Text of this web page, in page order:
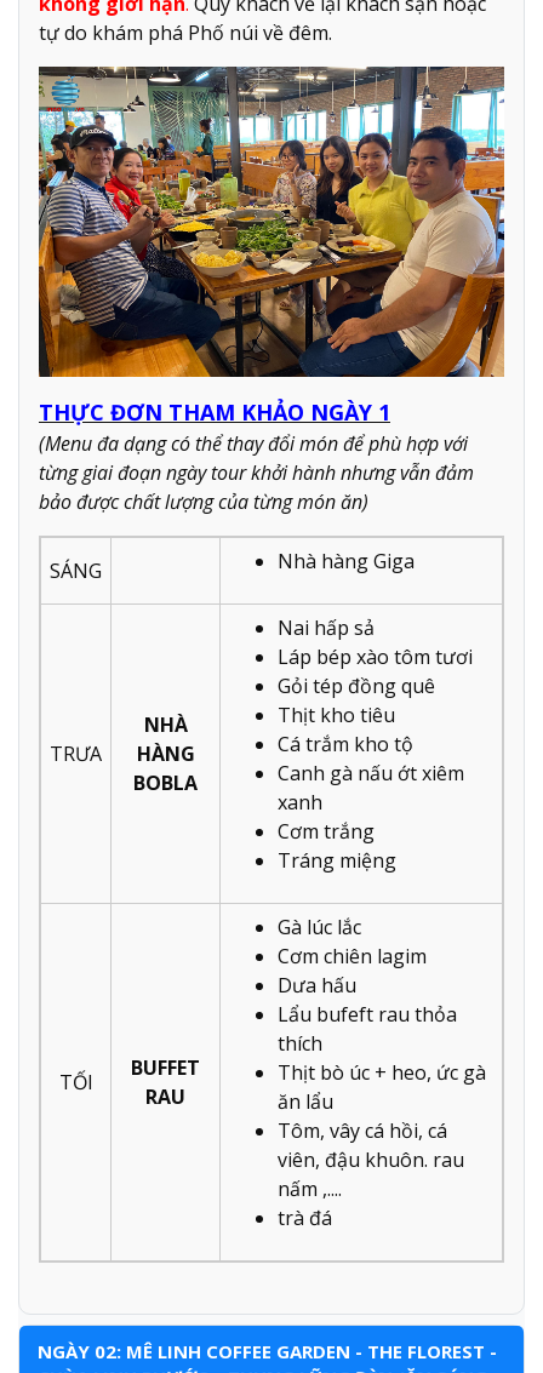
tự do khám phá Phố núi về đêm.
THỰC ĐƠN THAM KHẢO NGÀY 1
(Menu đa dạng có thể thay đổi món để phù hợp với
từng giai đoạn ngày tour khởi hành nhưng vẫn đảm
bảo được chất lượng của từng món ăn)
SÁNG Nhà hàng Giga
TRƯA
NHÀ
HÀNG
BOBLA
Nai hấp sả
Láp bép xào tôm tươi
Gỏi tép đồng quê
Thịt kho tiêu
Cá trắm kho tộ
Canh gà nấu ớt xiêm
xanh
Cơm trắng
Tráng miệng
TỐI
BUFFET
RAU
Gà lúc lắc
Cơm chiên lagim
Dưa hấu
Lẩu bufeft rau thỏa
thích
Thịt bò úc + heo, ức gà
ăn lẩu
Tôm, vây cá hồi, cá
viên, đậu khuôn. rau
nấm ,....
trà đá
NGÀY 02: MÊ LINH COFFEE GARDEN - THE FLOREST -